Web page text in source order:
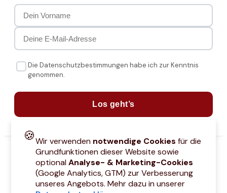
Die Datenschutzbestimmungen habe ich zur Kenntnis
genommen.
Los geht’s
🍪Wir verwenden notwendige Cookies für die
Grundfunktionen dieser Website sowie
optionalAnalyse- & Marketing-Cookies
(Google Analytics, GTM) zur Verbesserung
unseres Angebots. Mehr dazu in unserer